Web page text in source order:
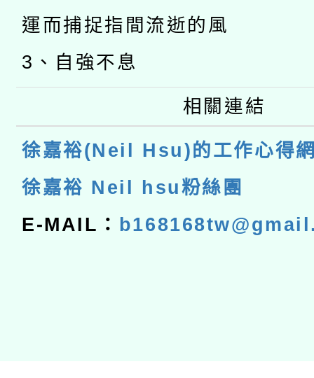
運而捕捉指間流逝的風
3、自強不息
相關連結
徐嘉裕(Neil Hsu)的工作心得
徐嘉裕 Neil hsu粉絲團
E-MAIL：